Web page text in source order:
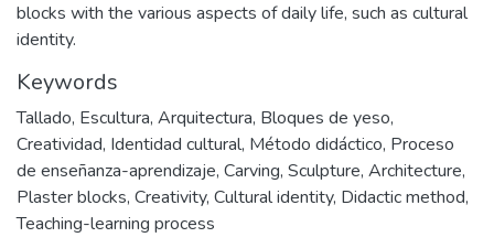
blocks with the various aspects of daily life, such as cultural
identity.
Keywords
Tallado, Escultura, Arquitectura, Bloques de yeso,
Creatividad, Identidad cultural, Método didáctico, Proceso
de enseñanza-aprendizaje, Carving, Sculpture, Architecture,
Plaster blocks, Creativity, Cultural identity, Didactic method,
Teaching-learning process